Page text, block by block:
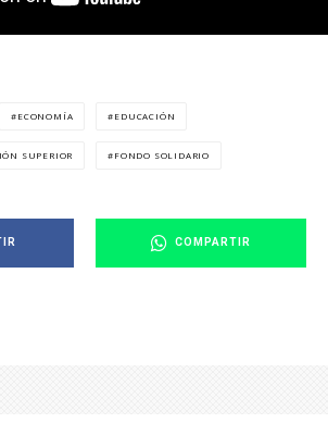
ECONOMÍA EDUCACIÓN
SUPERIOR FONDO SOLIDARIO
COMPARTIR